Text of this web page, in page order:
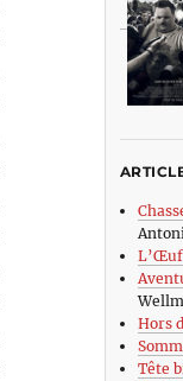
L’Œuf
Hors
Tête